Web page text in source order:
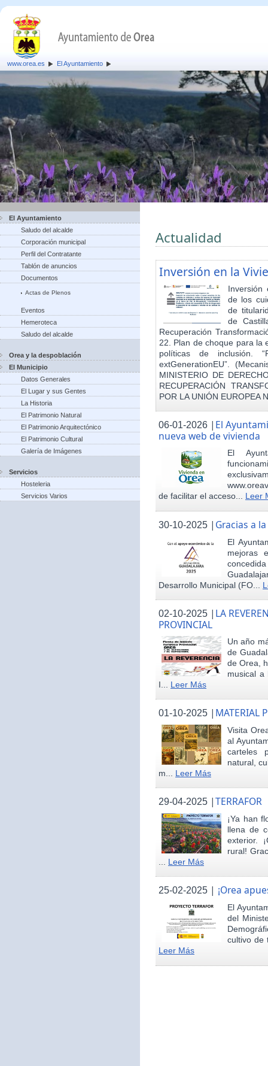
www.orea.es El Ayuntamiento
El Ayuntamiento
Saludo del alcalde
Corporación municipal
Perfil del Contratante
Tablón de anuncios
Documentos
Actas de Plenos
Eventos
Hemeroteca
Saludo del alcalde
Orea y la despoblación
El Municipio
Datos Generales
El Lugar y sus Gentes
La Historia
El Patrimonio Natural
El Patrimonio Arquitectónico
El Patrimonio Cultural
Galería de Imágenes
Servicios
Hosteleria
Servicios Varios
Actualidad
Inversión en la
Inversión
de los
de
de
Recuperación
22. Plan de choque para la
políticas de inclusión.
extGenerationEU”.
MINISTERIO DE
RECUPERACIÓN
POR LA UNIÓN EUROPEA
06-01-2026 | El
nueva web de vivienda
El
de facilitar el acceso... Leer
30-10-2025 | Gracias a
El
mejoras
Desarrollo Municipal (FO...
02-10-2025 | LA
PROVINCIAL
Un año
de
de Orea,
musical a
I... Leer Más
01-10-2025 | MATERIAL
Visita
al
carteles
natural,
m... Leer Más
29-04-2025 |TERRAFOR
¡Ya han
llena de
exterior.
rural!
... Leer Más
25-02-2025 | ¡Orea
El
del
cultivo de
Leer Más